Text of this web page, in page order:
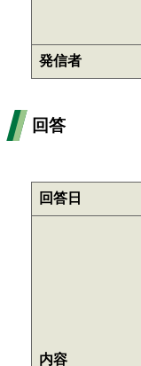
発信者
回答
回答日
内容